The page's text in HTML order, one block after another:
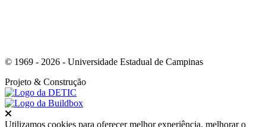
© 1969 - 2026 - Universidade Estadual de Campinas
Projeto & Construção
Utilizamos cookies para oferecer melhor experiência, melhorar o